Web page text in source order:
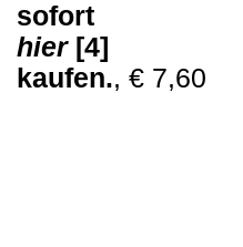
sofort
hier[4]
kaufen., € 7,60